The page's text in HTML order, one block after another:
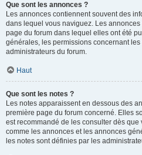
Que sont les annonces ?
Les annonces contiennent souvent des
dans lequel vous naviguez. Les
page du forum dans lequel elles ont été
générales, les permissions concernant
administrateurs du forum.
Haut
Que sont les notes ?
Les notes apparaissent en dessous des
première page du forum concerné. Elles
est recommandé de les consulter dès
comme les annonces et les annonces
les notes sont définies par les